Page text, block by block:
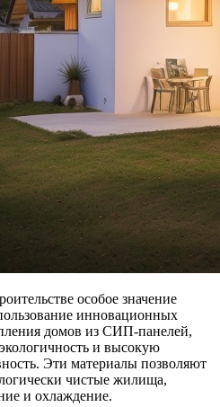
особое значение
инновационных
домов из СИП-панелей,
и высокую
Эти материалы позволяют
чистые жилища,
и охлаждение.